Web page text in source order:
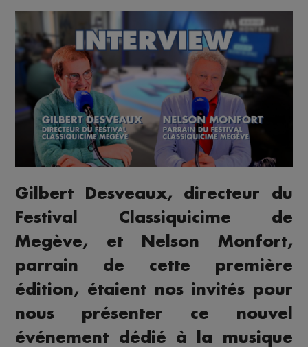
Gilbert Desveaux, directeur du
Festival Classiquicime de
Megève, et Nelson Monfort,
parrain de cette première
édition, étaient nos invités pour
nous présenter ce nouvel
événement dédié à la musique